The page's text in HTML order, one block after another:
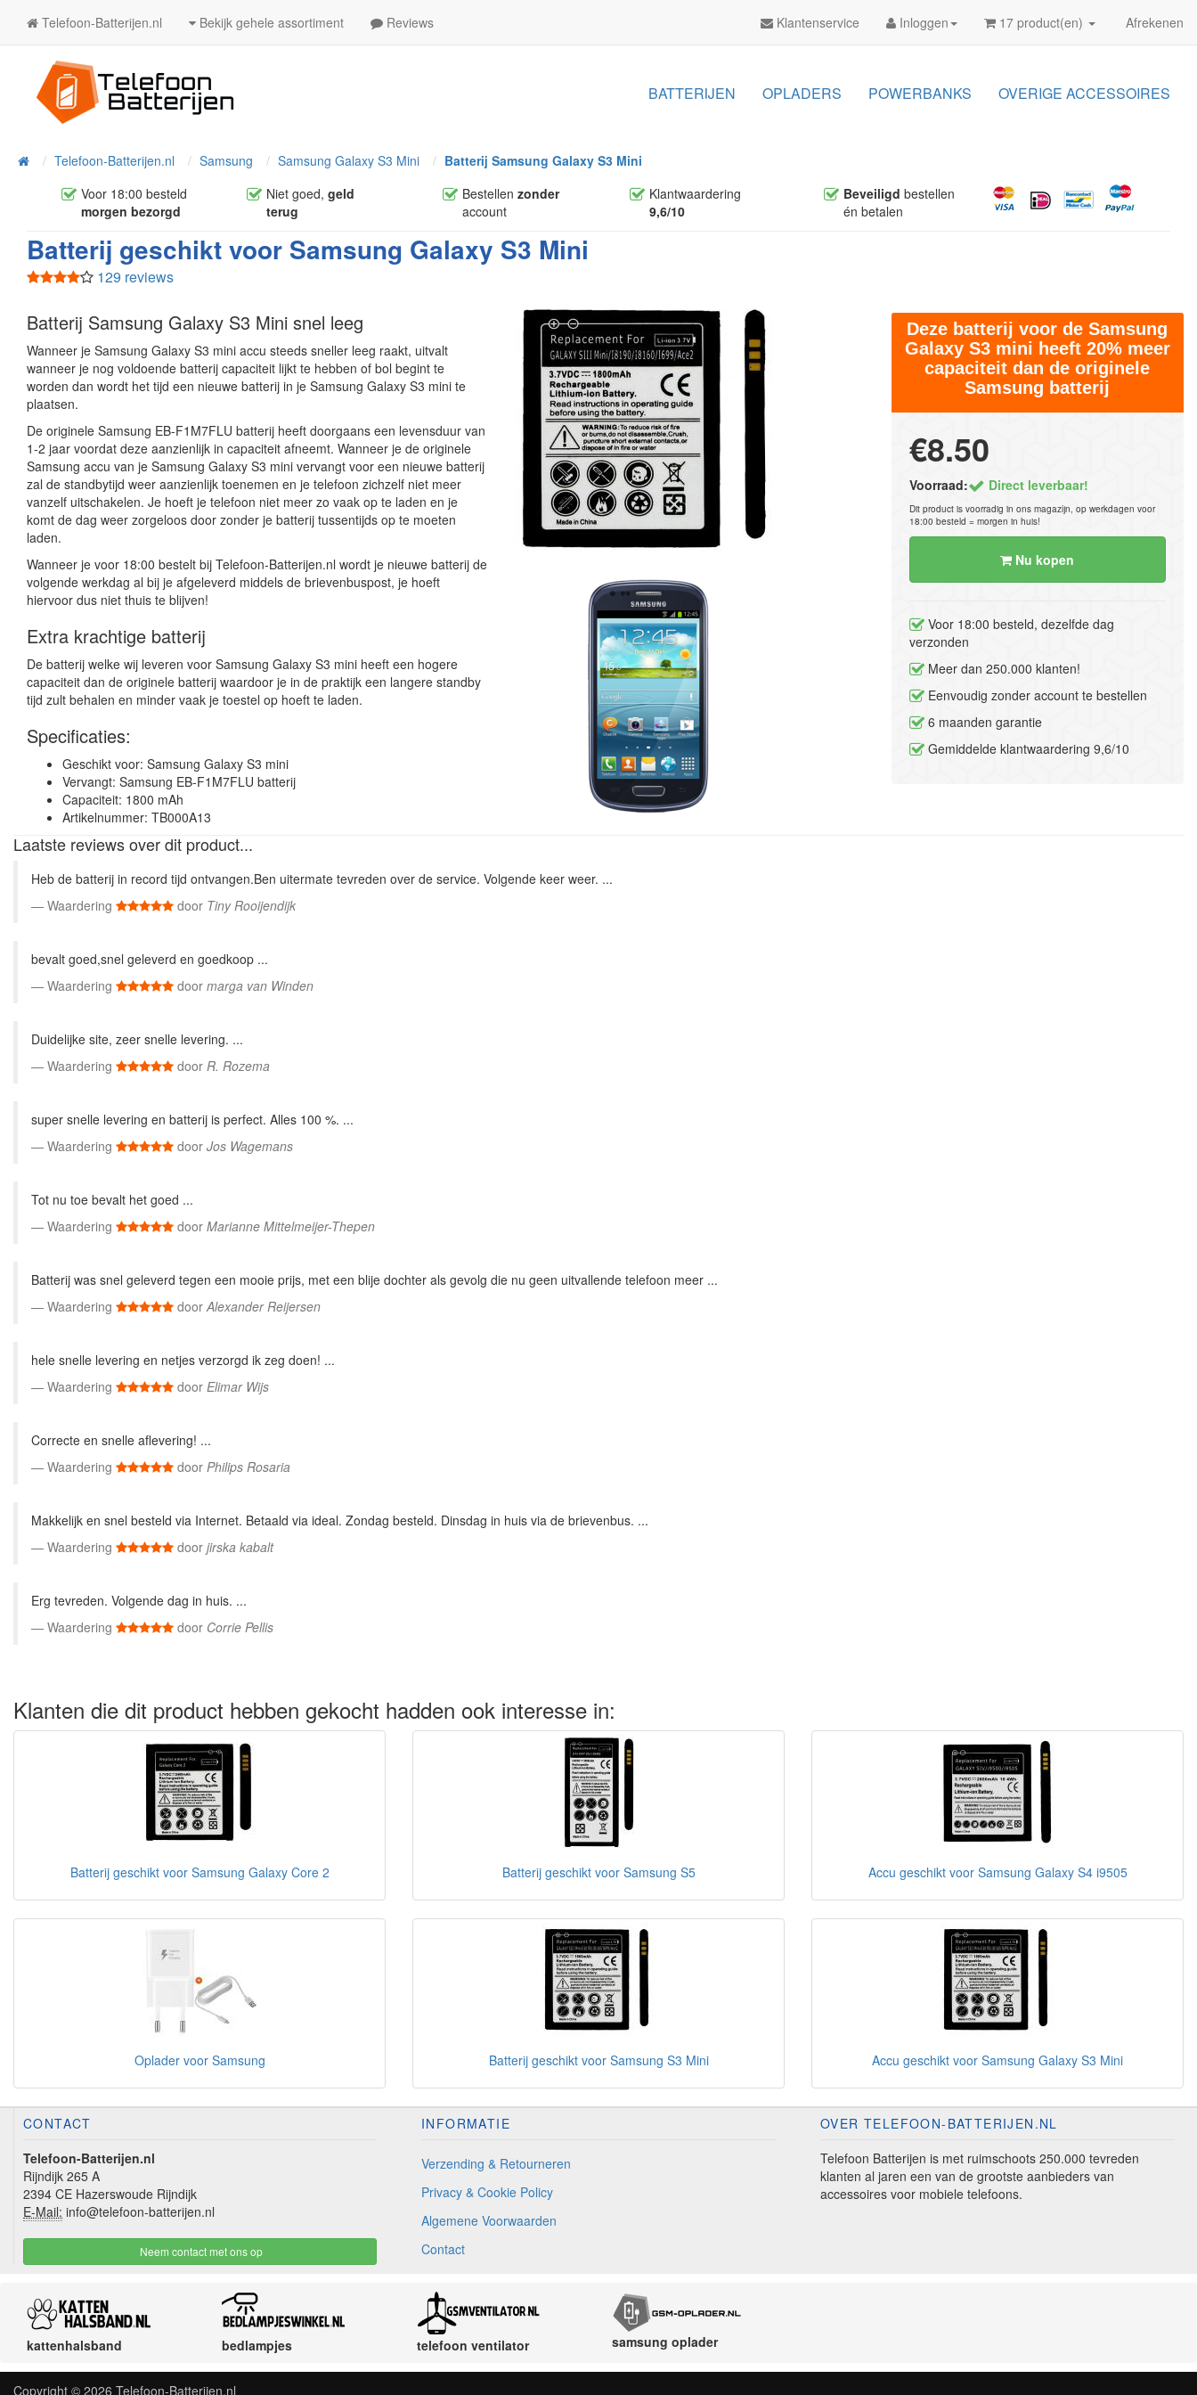
Telefoon-Batterijen.nl Bekijk gehele assortiment Reviews Klantenservice Inloggen 17 product(en) Afrekenen
BATTERIJEN OPLADERS POWERBANKS OVERIGE ACCESSOIRES
HomeTelefoon-Batterijen.nl Samsung Samsung Galaxy S3 Mini
Batterij Samsung Galaxy S3 Mini
Voor 18:00 besteld
morgen bezorgd
Niet goed,geld
terug
Bestellen zonder
account
Klantwaardering
9,6/10
Beveiligd bestellen
én betalen
Batterij geschikt voor Samsung Galaxy S3 Mini
129 reviews
Deze batterij voor de Samsung
Galaxy S3 mini heeft 20% meer
capaciteit dan de originele
Samsung batterij
€8.50
Voorraad: Direct leverbaar!
Dit product is voorradig in ons magazijn, op werkdagen voor
18:00 besteld = morgen in huis!
Nu kopen
Voor 18:00 besteld, dezelfde dag
verzonden
Meer dan 250.000 klanten!
Eenvoudig zonder account te bestellen
6 maanden garantie
Gemiddelde klantwaardering 9,6/10
Batterij Samsung Galaxy S3 Mini snel leeg
Wanneer je Samsung Galaxy S3 mini accu steeds sneller leeg raakt, uitvalt
wanneer je nog voldoende batterij capaciteit lijkt te hebben of bol begint te
worden dan wordt het tijd een nieuwe batterij in je Samsung Galaxy S3 mini te
plaatsen.
De originele Samsung EB-F1M7FLU batterij heeft doorgaans een levensduur van
1-2 jaar voordat deze aanzienlijk in capaciteit afneemt. Wanneer je de originele
Samsung accu van je Samsung Galaxy S3 mini vervangt voor een nieuwe batterij
zal de standbytijd weer aanzienlijk toenemen en je telefoon zichzelf niet meer
vanzelf uitschakelen. Je hoeft je telefoon niet meer zo vaak op te laden en je
komt de dag weer zorgeloos door zonder je batterij tussentijds op te moeten
laden.
Wanneer je voor 18:00 bestelt bij Telefoon-Batterijen.nl wordt je nieuwe batterij de
volgende werkdag al bij je afgeleverd middels de brievenbuspost, je hoeft
hiervoor dus niet thuis te blijven!
Extra krachtige batterij
De batterij welke wij leveren voor Samsung Galaxy S3 mini heeft een hogere
capaciteit dan de originele batterij waardoor je in de praktijk een langere standby
tijd zult behalen en minder vaak je toestel op hoeft te laden.
Specificaties:
Geschikt voor: Samsung Galaxy S3 mini
Vervangt: Samsung EB-F1M7FLU batterij
Capaciteit: 1800 mAh
Artikelnummer: TB000A13
Laatste reviews over dit product...
Heb de batterij in record tijd ontvangen.Ben uitermate tevreden over de service. Volgende keer weer. ...
Waardering
door Tiny Rooijendijk
bevalt goed,snel geleverd en goedkoop ...
Waardering
door marga van Winden
Duidelijke site, zeer snelle levering. ...
Waardering
door R. Rozema
super snelle levering en batterij is perfect. Alles 100 %. ...
Waardering
door Jos Wagemans
Tot nu toe bevalt het goed ...
Waardering
door Marianne Mittelmeijer-Thepen
Batterij was snel geleverd tegen een mooie prijs, met een blije dochter als gevolg die nu geen uitvallende telefoon meer ...
Waardering
doorAlexander Reijersen
hele snelle levering en netjes verzorgd ik zeg doen! ...
Waardering
door Elimar Wijs
Correcte en snelle aflevering! ...
Waardering
door Philips Rosaria
Makkelijk en snel besteld via Internet. Betaald via ideal. Zondag besteld. Dinsdag in huis via de brievenbus. ...
Waardering
door jirska kabalt
Erg tevreden. Volgende dag in huis. ...
Waardering
door Corrie Pellis
Klanten die dit product hebben gekocht hadden ook interesse in:
Batterij geschikt voor Samsung Galaxy Core 2 Batterij geschikt voor Samsung S5 Accu geschikt voor Samsung Galaxy S4 i9505
Oplader voor Samsung Batterij geschikt voor Samsung S3 Mini Accu geschikt voor Samsung Galaxy S3 Mini
CONTACT
Telefoon-Batterijen.nl
Rijndijk 265 A
2394 CE Hazerswoude Rijndijk
E-Mail: info@telefoon-batterijen.nl
Neem contact met ons op
INFORMATIE
Verzending & Retourneren
Privacy & Cookie Policy
Algemene Voorwaarden
Contact
OVER TELEFOON-BATTERIJEN.NL
Telefoon Batterijen is met ruimschoots 250.000 tevreden
klanten al jaren een van de grootste aanbieders van
accessoires voor mobiele telefoons.
kattenhalsband bedlampjes telefoon ventilator samsung oplader
Copyright © 2026 Telefoon-Batterijen.nl